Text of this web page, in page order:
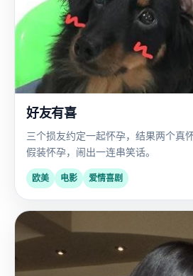
好友有喜
三个损友约定一起怀孕，结果两个真
假装怀孕，闹出一连串笑话。
欧美 电影
爱情喜剧
2023
日